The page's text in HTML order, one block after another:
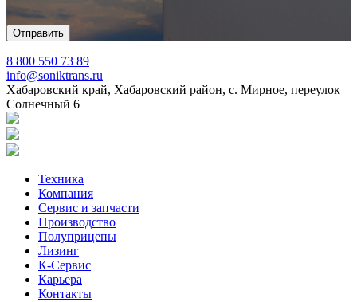
8 800 550 73 89
info@soniktrans.ru
Хабаровский край, Хабаровский район, с. Мирное, переулок
Солнечный 6
Техника
Компания
Сервис и запчасти
Производство
Полуприцепы
Лизинг
К-Сервис
Карьера
Контакты